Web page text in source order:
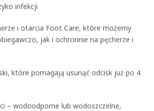
infekcji
i otarcia Foot Care, które możemy
jak i ochronnie na pęcherze i
które pomagają usunąć odcisk już po 4
– wodoodporne lub wodoszczelne,